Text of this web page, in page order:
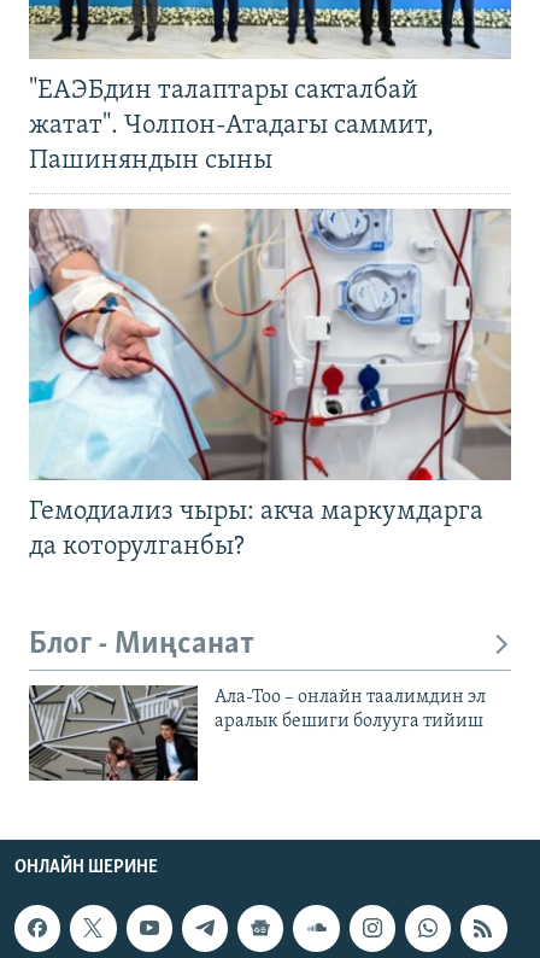
"ЕАЭБдин талаптары сакталбай
жатат". Чолпон-Атадагы саммит,
Пашиняндын сыны
Гемодиализ чыры: акча маркумдарга
да которулганбы?
Блог - Миңсанат
Ала-Тоо – онлайн таалимдин эл
аралык бешиги болууга тийиш
ОНЛАЙН ШЕРИНЕ